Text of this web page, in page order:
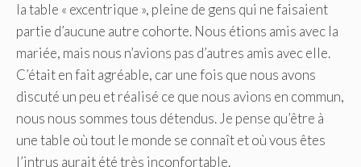
la table « excentrique », pleine de gens qui ne faisaient
partie d’aucune autre cohorte. Nous étions amis avec la
mariée, mais nous n’avions pas d’autres amis avec elle.
C’était en fait agréable, car une fois que nous avons
discuté un peu et réalisé ce que nous avions en commun,
nous nous sommes tous détendus. Je pense qu’être à
une table où tout le monde se connaît et où vous êtes
l’intrus aurait été très inconfortable.